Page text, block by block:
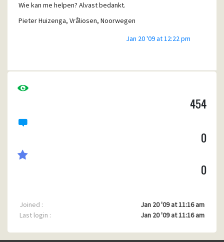
Wie kan me helpen? Alvast bedankt.
Pieter Huizenga, Vråliosen, Noorwegen
Jan 20 '09 at 12:22 pm
454
0
0
Joined :
Jan 20 '09 at 11:16 am
Last login :
Jan 20 '09 at 11:16 am